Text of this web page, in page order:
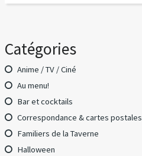
Catégories
Anime / TV / Ciné
Au menu!
Bar et cocktails
Correspondance & cartes postales
Familiers de la Taverne
Halloween